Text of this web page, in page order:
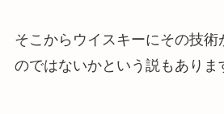
そこからウイスキーにその技術
のではないかという説もありま